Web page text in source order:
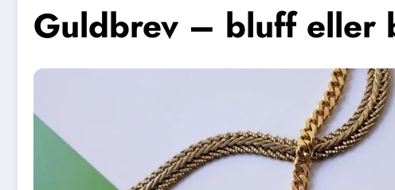
Guldbrev – bluff eller